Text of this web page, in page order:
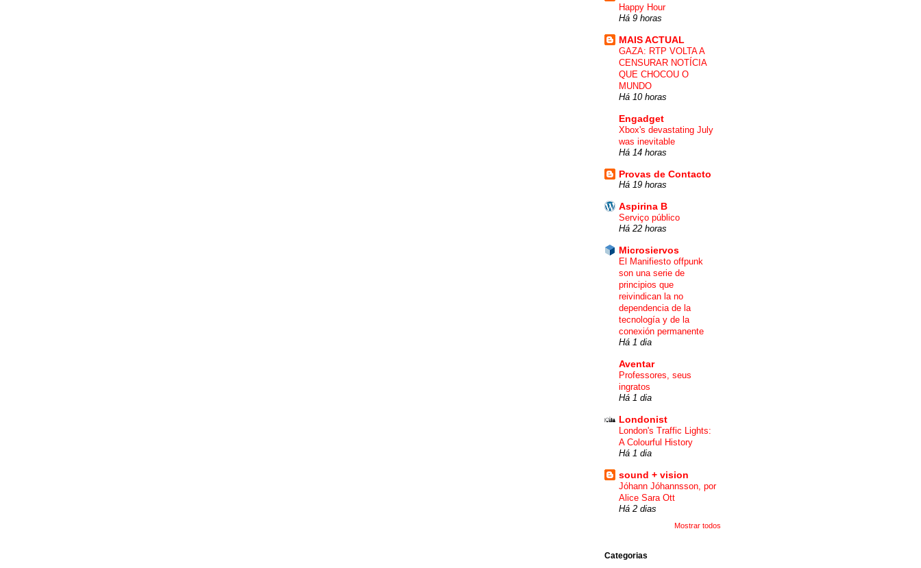
Happy Hour
Há 9 horas
MAIS ACTUAL
GAZA: RTP VOLTA A
CENSURAR NOTÍCIA
QUE CHOCOU O
MUNDO
Há 10 horas
Engadget
Xbox's devastating July
was inevitable
Há 14 horas
Provas de Contacto
Há 19 horas
Aspirina B
Serviço público
Há 22 horas
Microsiervos
El Manifiesto offpunk
son una serie de
principios que
reivindican la no
dependencia de la
tecnología y de la
conexión permanente
Há 1 dia
Aventar
Professores, seus
ingratos
Há 1 dia
Londonist
London's Traffic Lights:
A Colourful History
Há 1 dia
sound + vision
Jóhann Jóhannsson, por
Alice Sara Ott
Há 2 dias
Mostrar todos
Categorias